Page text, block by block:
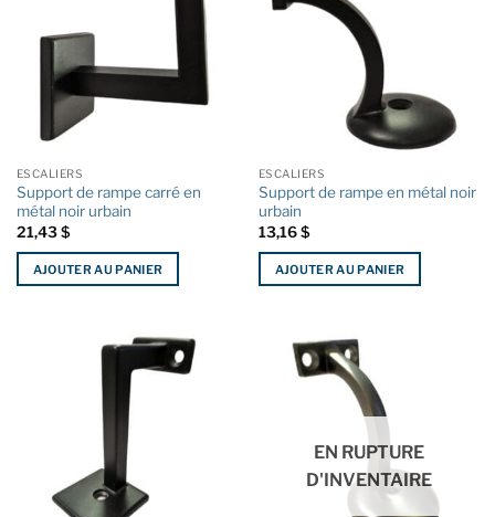
ESCALIERS
Support de rampe carré en
métal noir urbain
21,43$
AJOUTER AU PANIER
ESCALIERS
Support de rampe en métal noir
urbain
13,16$
AJOUTER AU PANIER
EN RUPTURE
D'INVENTAIRE